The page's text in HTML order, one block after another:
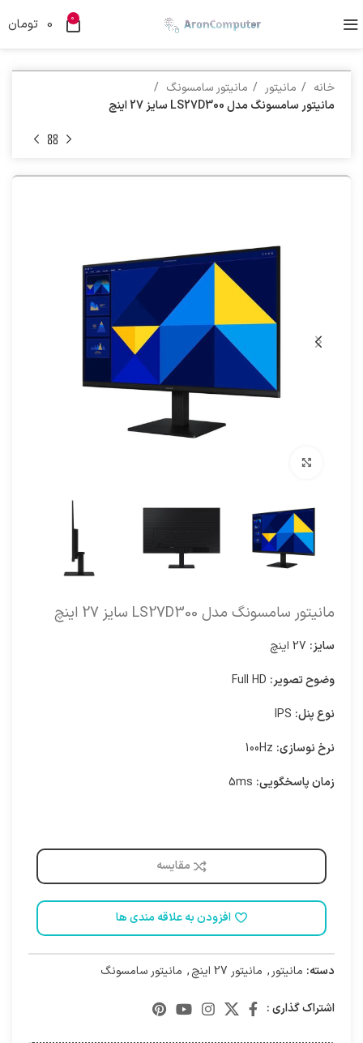
0
0 تومان
خانه مانیتور
مانیتور سامسونگ
مانیتور سامسونگ مدل LS27D300 سایز 27 اینچ
مانیتور سامسونگ مدل LS27D300 سایز 27 اینچ
سایز:
وضوح تصویر:
نوع پنل:
نرخ نوسازی:
زمان پاسخگویی:
مقایسه
افزودن به علاقه مندی ها
دسته: مانیتور , مانیتور 27 اینچ , مانیتور سامسونگ
اشتراک گذاری :